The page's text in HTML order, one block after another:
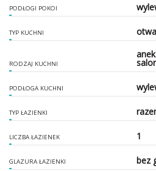
PODŁOGI POKOI
TYP KUCHNI
RODZAJ KUCHNI
PODŁOGA KUCHNI
TYP ŁAZIENKI
LICZBA ŁAZIENEK 1
GLAZURA ŁAZIENKI bez